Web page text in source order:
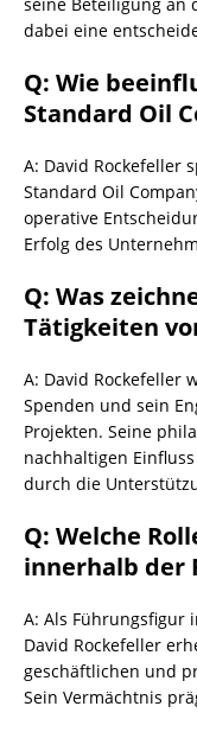
dabei eine
Q: Wie
Standard Oil
A: David Rockefeller
Standard Oil
operative
Erfolg des
Q: Was
Tätigkeiten
A: David Rockefeller
Spenden und sein
Projekten. Seine
nachhaltigen
durch die
Q: Welche
innerhalb der
A: Als Führungsfigur
David Rockefeller
geschäftlichen und
Sein Vermächtnis